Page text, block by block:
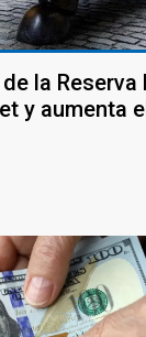
la Reserva
y aumenta